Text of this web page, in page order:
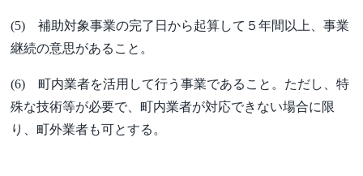
(5) 補助対象事業の完了日から起算して５年間以上、事業
継続の意思があること。
(6) 町内業者を活用して行う事業であること。ただし、特
殊な技術等が必要で、町内業者が対応できない場合に限
り、町外業者も可とする。